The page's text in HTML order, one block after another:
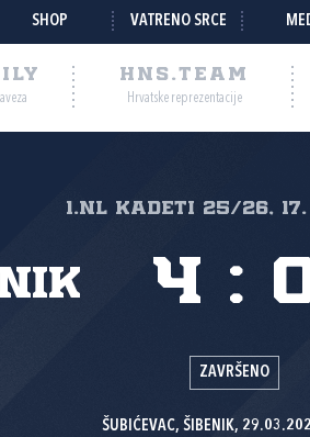
SHOP VATRENO SRCE
HNS.TEAM
Hrvatske reprezentacije
1.nl Kadeti 25/26,
4 :
ZAVRŠENO
ŠUBIĆEVAC, ŠIBENIK,